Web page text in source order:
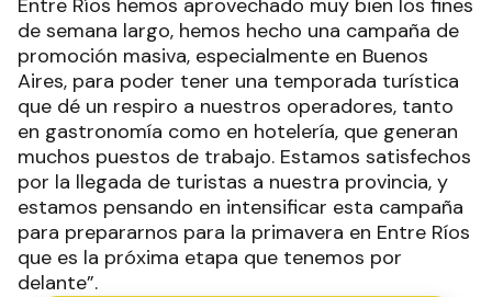
de semana largo, hemos hecho una campaña de
promoción masiva, especialmente en Buenos
Aires, para poder tener una temporada turística
que dé un respiro a nuestros operadores, tanto
en gastronomía como en hotelería, que generan
muchos puestos de trabajo. Estamos satisfechos
por la llegada de turistas a nuestra provincia, y
estamos pensando en intensificar esta campaña
para prepararnos para la primavera en Entre Ríos
que es la próxima etapa que tenemos por
delante”.